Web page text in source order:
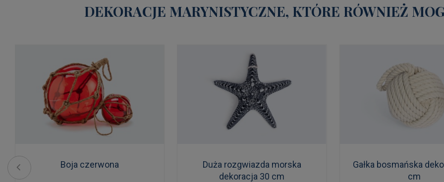
DEKORACJE MARYNISTYCZNE, KTÓRE RÓWNIEŻ
Boja czerwona
Duża rozgwiazda morska
dekoracja 30 cm
Gałka bosmańska
cm